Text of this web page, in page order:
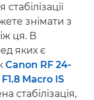
знімати з
ця. В
яких є
Canon RF 24-
Macro IS
стабілізація,